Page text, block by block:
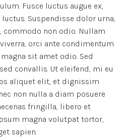
Fusce luctus augue ex,
Suspendisse dolor urna,
commodo non odio. Nullam
orci ante condimentum
sit amet odio. Sed
convallis. Ut eleifend, mi eu
aliquet elit, et dignissim
non nulla a diam posuere
fringilla, libero et
magna volutpat tortor,
sapien.